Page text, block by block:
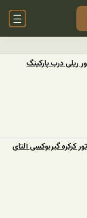
ریلی درب پارکینگ
کرکره گیربوکسی آلتای